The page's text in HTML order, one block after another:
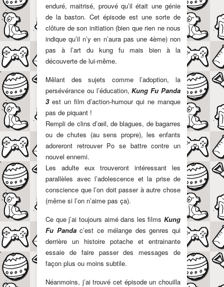
enduré, maitrisé, prouvé qu’il était une génie
de la baston. Cet épisode est une sorte de
clôture de son initiation (bien que rien ne nous
indique qu’il n’y en n’aura pas une 4ème) non
pas à l’art du kung fu mais bien à la
découverte de lui-même.
Mêlant des sujets comme l’adoption, la
persévérance ou l’éducation,Kung Fu Panda
3est un film d’action-humour qui ne manque
pas de piquant !
Rempli de clins d’œil, de blagues, de bagarres
ou de chutes (au sens propre), les enfants
adoreront retrouver Po se battre contre un
nouvel ennemi.
Les adulte eux trouveront intéressant les
parallèles avec l’adolescence et la prise de
conscience que l’on doit passer à autre chose
(même si l’on n’aime pas ça).
Ce que j’ai toujours aimé dans les films Kung
Fu Pandac’est ce mélange des genres qui
derrière un histoire potache et entrainante
essaie de faire passer des messages de
façon plus ou moins subtile.
Néanmoins, j’ai trouvé cet épisode un chouilla